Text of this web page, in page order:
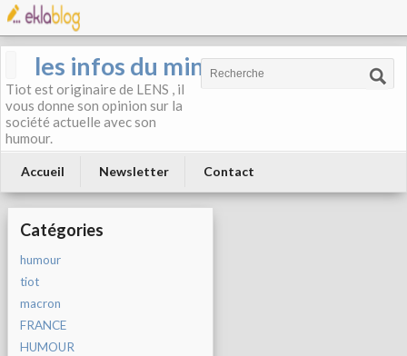
les infos du mineur
Tiot est originaire de LENS , il
vous donne son opinion sur la
société actuelle avec son
humour.
Accueil Newsletter Contact
Catégories
humour
tiot
macron
FRANCE
HUMOUR